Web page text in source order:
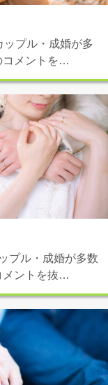
ップル・成婚が多
コメントを…
プル・成婚が多数
メントを抜…